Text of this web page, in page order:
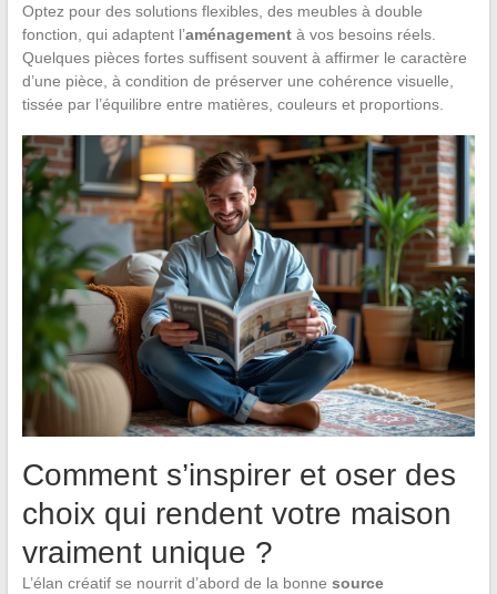
Optez pour des solutions flexibles, des meubles à double
fonction, qui adaptent l’aménagementà vos besoins réels.
Quelques pièces fortes suffisent souvent à affirmer le caractère
d’une pièce, à condition de préserver une cohérence visuelle,
tissée par l’équilibre entre matières, couleurs et proportions.
Comment s’inspirer et oser des
choix qui rendent votre maison
vraiment unique ?
L’élan créatif se nourrit d’abord de la bonne source